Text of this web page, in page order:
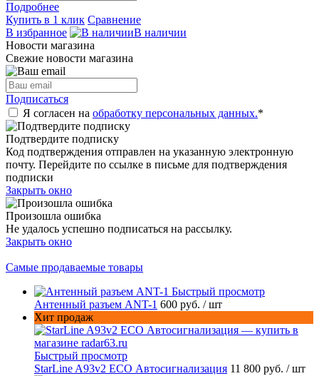
Подробнее
Купить в 1 клик Сравнение
В избранное
В наличии
Новости магазина
Свежие новости магазина
Подписаться
Я согласен на обработку персональных данных.*
Подтвердите подписку
Код подтверждения отправлен на указанную электронную
почту. Перейдите по ссылке в письме для подтверждения
подписки
Закрыть окно
Произошла ошибка
Не удалось успешно подписаться на рассылку.
Закрыть окно
Самые продаваемые товары
Быстрый просмотр
Антенный разъем ANT-1 600 руб. / шт
Хит продаж
Быстрый просмотр
StarLine A93v2 ECO Автосигнализация 11 800 руб. / шт